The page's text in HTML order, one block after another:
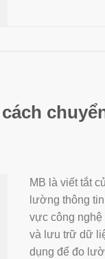
MB là viết tắt
lường thông
vực công nghệ
và lưu trữ dữ
dụng để đo